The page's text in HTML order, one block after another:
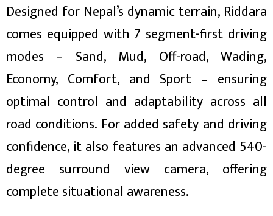
Designed for Nepal’s dynamic terrain, Riddara
comes equipped with 7 segment-first driving
modes – Sand, Mud, Off-road, Wading,
Economy, Comfort, and Sport – ensuring
optimal control and adaptability across all
road conditions. For added safety and driving
confidence, it also features an advanced 540-
degree surround view camera, offering
complete situational awareness.